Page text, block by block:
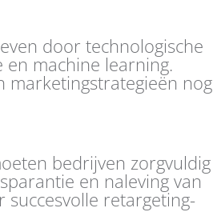
door technologische
en machine learning.
marketingstrategieën nog
bedrijven zorgvuldig
en naleving van
succesvolle retargeting-